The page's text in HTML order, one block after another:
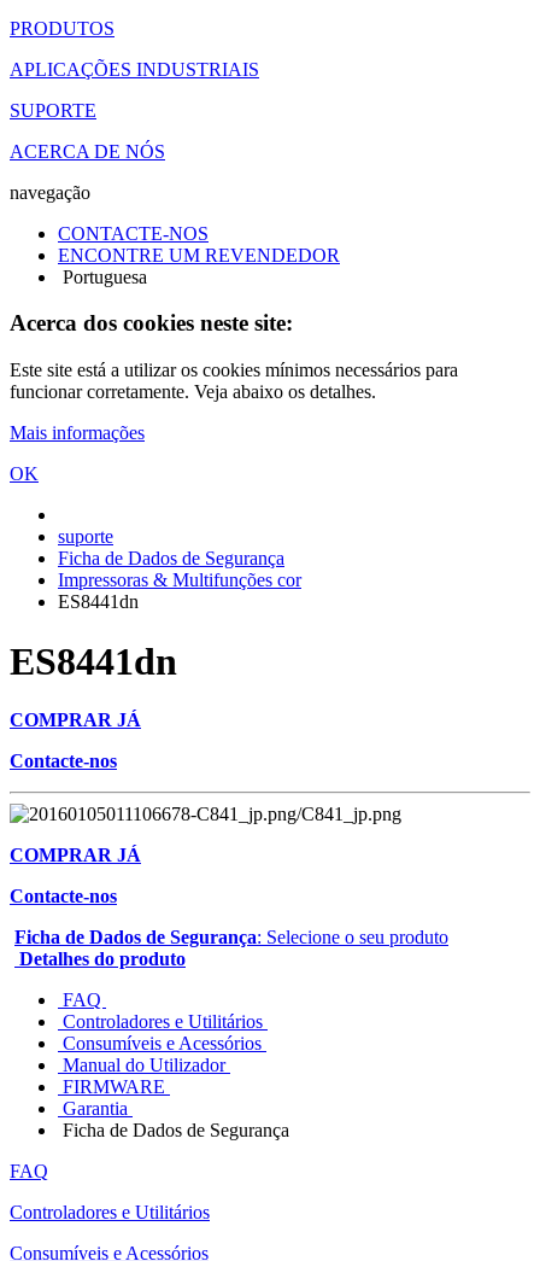
PRODUTOS
APLICAÇÕES INDUSTRIAIS
SUPORTE
ACERCA DE NÓS
navegação
CONTACTE-NOS
ENCONTRE UM REVENDEDOR
Portuguesa
Acerca dos cookies neste site:
Este site está a utilizar os cookies mínimos necessários para
funcionar corretamente. Veja abaixo os detalhes.
Mais informações
OK
suporte
Ficha de Dados de Segurança
Impressoras & Multifunções cor
ES8441dn
ES8441dn
COMPRAR JÁ
Contacte-nos
COMPRAR JÁ
Contacte-nos
Ficha de Dados de Segurança: Selecione o seu produto
Detalhes do produto
FAQ
Controladores e Utilitários
Consumíveis e Acessórios
Manual do Utilizador
FIRMWARE
Garantia
Ficha de Dados de Segurança
FAQ
Controladores e Utilitários
Consumíveis e Acessórios